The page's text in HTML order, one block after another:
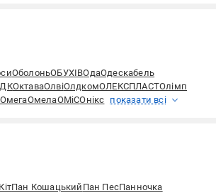
ОболоньОБУХІВОдаОдескабель
ОктаваОлвіОлдкомОЛЕКСПЛАСТОлімп
ОмегаОмелаОМіСОнікс показати всі
Пан Кошацький Пан ПесПанночка